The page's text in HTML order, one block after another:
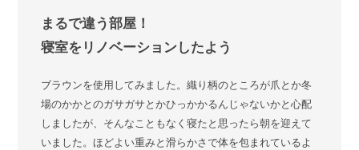
まるで違う部屋！
寝室をリノベーションしたよう
ブラウンを使用してみました。織り柄のところが爪とか冬
場のかかとのガサガサとかひっかかるんじゃないかと心配
しましたが、そんなこともなく寝たと思ったら朝を迎えて
いました。ほどよい重みと滑らかさで体を包まれているよ